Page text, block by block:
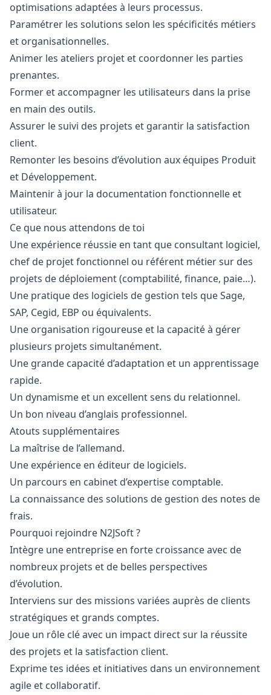
optimisations adaptées à leurs processus.
Paramétrer les solutions selon les spécificités métiers
et organisationnelles.
Animer les ateliers projet et coordonner les parties
prenantes.
Former et accompagner les utilisateurs dans la prise
en main des outils.
Assurer le suivi des projets et garantir la satisfaction
client.
Remonter les besoins d’évolution aux équipes Produit
et Développement.
Maintenir à jour la documentation fonctionnelle et
utilisateur.
Ce que nous attendons de toi
Une expérience réussie en tant que consultant logiciel,
chef de projet fonctionnel ou référent métier sur des
projets de déploiement (comptabilité, finance, paie…).
Une pratique des logiciels de gestion tels que Sage,
SAP, Cegid, EBP ou équivalents.
Une organisation rigoureuse et la capacité à gérer
plusieurs projets simultanément.
Une grande capacité d’adaptation et un apprentissage
rapide.
Un dynamisme et un excellent sens du relationnel.
Un bon niveau d’anglais professionnel.
Atouts supplémentaires
La maîtrise de l’allemand.
Une expérience en éditeur de logiciels.
Un parcours en cabinet d’expertise comptable.
La connaissance des solutions de gestion des notes de
frais.
Pourquoi rejoindre N2JSoft ?
Intègre une entreprise en forte croissance avec de
nombreux projets et de belles perspectives
d’évolution.
Interviens sur des missions variées auprès de clients
stratégiques et grands comptes.
Joue un rôle clé avec un impact direct sur la réussite
des projets et la satisfaction client.
Exprime tes idées et initiatives dans un environnement
agile et collaboratif.